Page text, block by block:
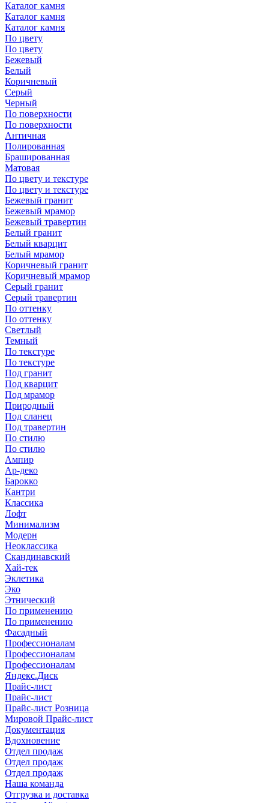
Каталог камня
Каталог камня
Каталог камня
По цвету
По цвету
Бежевый
Белый
Коричневый
Серый
Черный
По поверхности
По поверхности
Античная
Полированная
Брашированная
Матовая
По цвету и текстуре
По цвету и текстуре
Бежевый гранит
Бежевый мрамор
Бежевый травертин
Белый гранит
Белый кварцит
Белый мрамор
Коричневый гранит
Коричневый мрамор
Серый гранит
Серый травертин
По оттенку
По оттенку
Светлый
Темный
По текстуре
По текстуре
Под гранит
Под кварцит
Под мрамор
Природный
Под сланец
Под травертин
По стилю
По стилю
Ампир
Ар-деко
Барокко
Кантри
Классика
Лофт
Минимализм
Модерн
Неоклассика
Скандинавский
Хай-тек
Эклетика
Эко
Этнический
По применению
По применению
Фасадный
Профессионалам
Профессионалам
Профессионалам
Яндекс.Диск
Прайс-лист
Прайс-лист
Прайс-лист Розница
Мировой Прайс-лист
Документация
Вдохновение
Отдел продаж
Отдел продаж
Отдел продаж
Наша команда
Отгрузка и доставка